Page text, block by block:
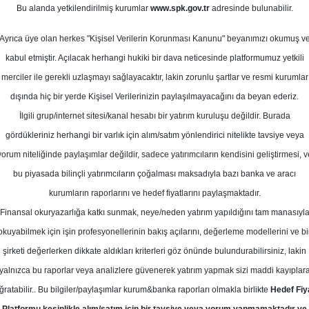
Potansiyeli
Kurum Sayısı
17 6 7
Çarşamba, 06 Ağustos 2025
Finansman ASELS Hedef Fiyat
ASELS - ASELSAN için
"endekse paralel getiri"
Bu alanda yetkilendirilmiş kurumlar www.spk.gov.tradresinde bulunabilir.
Ayrıca üye olan herkes "Kişisel Verilerin Korunması Kanunu" beyanımızı okumuş ve
kabul etmiştir. Açılacak herhangi hukiki bir dava neticesinde platformumuz yetkili
merciler ile gerekli uzlaşmayı sağlayacaktır, lakin zorunlu şartlar ve resmi kurumlar
dışında hiç bir yerde Kişisel Verilerinizin paylaşılmayacağını da beyan ederiz.
İlgili grup/internet sitesi/kanal hesabı bir yatırım kuruluşu değildir. Burada
gördükleriniz herhangi bir varlık için alım/satım yönlendirici nitelikte tavsiye veya
niteliğinde paylaşımlar değildir, sadece yatırımcıların kendisini geliştirmesi,
bu piyasada bilinçli yatırımcıların çoğalması maksadıyla bazı banka ve aracı
kurumların raporlarını ve hedef fiyatlarını paylaşmaktadır.
Finansal okuryazarlığa katkı sunmak, neye/neden yatırım yapıldığını tam manasıyla
için işin profesyonellerinin bakış açılarını, değerleme modellerini ve
şirketi değerlerken dikkate aldıkları kriterleri göz önünde bulundurabilirsiniz, lakin
yalnızca bu raporlar veya analizlere güvenerek yatırım yapmak sizi maddi
Bu bilgiler/paylaşımlar kurum&banka raporları olmakla birlikte Hedef